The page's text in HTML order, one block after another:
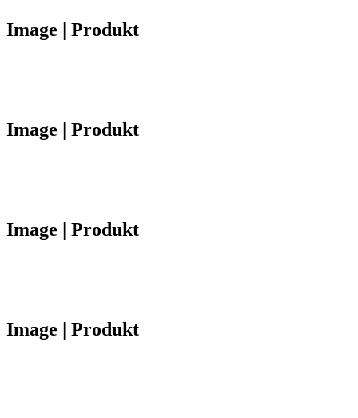
Image | Produkt
Image | Produkt
Image | Produkt
Image | Produkt